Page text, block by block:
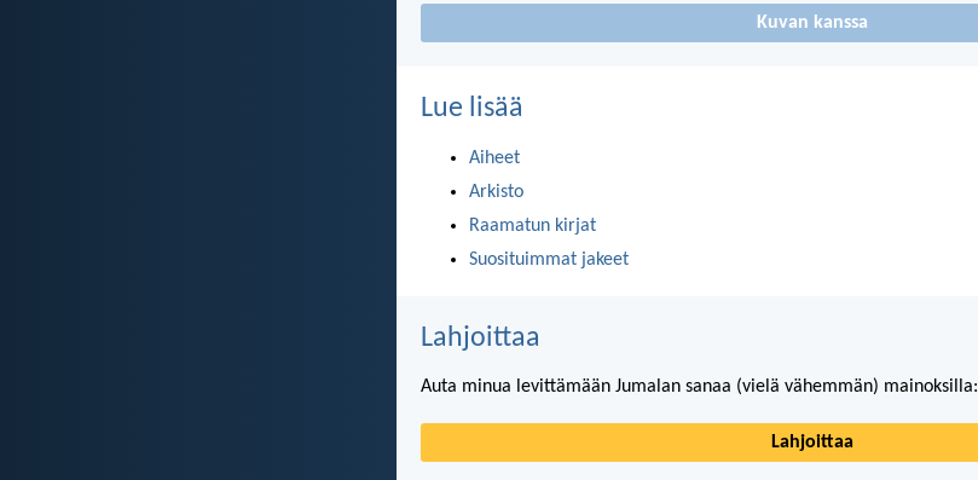
Kuvan kanssa
Lue lisää
Aiheet
Arkisto
Raamatun kirjat
Suosituimmat jakeet
Lahjoittaa
Auta minua levittämään Jumalan sanaa (vielä vähemmän) mainoksilla:
Lahjoittaa